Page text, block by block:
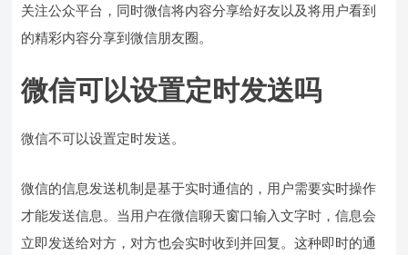
关注公众平台，同时微信将内容分享给好友以及将用户看到
的精彩内容分享到微信朋友圈。
微信可以设置定时发送吗
微信不可以设置定时发送。
微信的信息发送机制是基于实时通信的，用户需要实时操作
才能发送信息。当用户在微信聊天窗口输入文字时，信息会
立即发送给对方，对方也会实时收到并回复。这种即时的通